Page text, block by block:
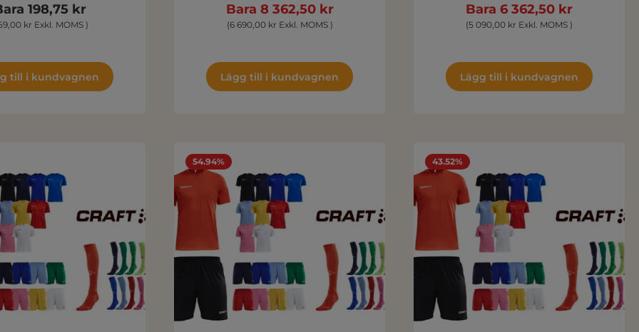
198,75 kr
kr Exkl. MOMS )
till i kundvagnen
Bara 8 362,50 kr
(6 690,00 kr Exkl. MOMS )
Lägg till i kundvagnen
Bara 6 362,50 kr
(5 090,00 kr Exkl. MOMS )
Lägg till i kundvagnen
54.94% 43.52%